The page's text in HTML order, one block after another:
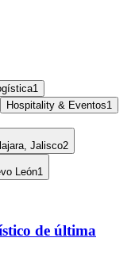
1
Hospitality & Eventos1
Jalisco2
León1
de última